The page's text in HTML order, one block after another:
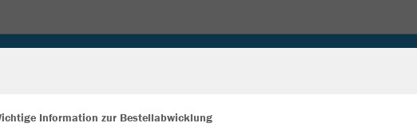
Information zur Bestellabwicklung